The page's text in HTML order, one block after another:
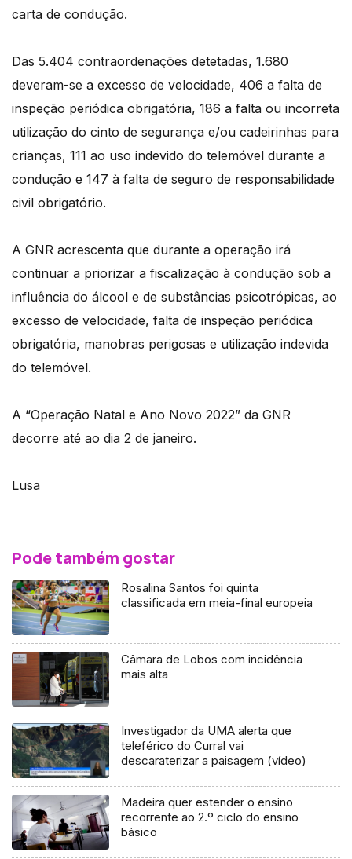
carta de condução.
Das 5.404 contraordenações detetadas, 1.680
deveram-se a excesso de velocidade, 406 a falta de
inspeção periódica obrigatória, 186 a falta ou incorreta
utilização do cinto de segurança e/ou cadeirinhas para
crianças, 111 ao uso indevido do telemóvel durante a
condução e 147 à falta de seguro de responsabilidade
civil obrigatório.
A GNR acrescenta que durante a operação irá
continuar a priorizar a fiscalização à condução sob a
influência do álcool e de substâncias psicotrópicas, ao
excesso de velocidade, falta de inspeção periódica
obrigatória, manobras perigosas e utilização indevida
do telemóvel.
A “Operação Natal e Ano Novo 2022” da GNR
decorre até ao dia 2 de janeiro.
Lusa
Pode também gostar
Rosalina Santos foi quinta
classificada em meia-final europeia
Câmara de Lobos com incidência
mais alta
Investigador da UMA alerta que
teleférico do Curral vai
descaraterizar a paisagem (vídeo)
Madeira quer estender o ensino
recorrente ao 2.º ciclo do ensino
básico